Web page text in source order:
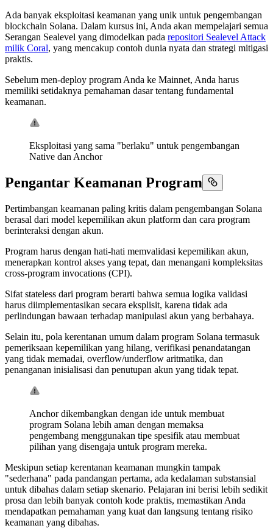
Ada banyak eksploitasi keamanan yang unik untuk pengembangan
blockchain Solana. Dalam kursus ini, Anda akan mempelajari semua
Serangan Sealevel yang dimodelkan pada repositori Sealevel Attack
milik Coral, yang mencakup contoh dunia nyata dan strategi mitigasi
praktis.
Sebelum men-deploy program Anda ke Mainnet, Anda harus
memiliki setidaknya pemahaman dasar tentang fundamental
keamanan.
Eksploitasi yang sama "berlaku" untuk pengembangan
Native dan Anchor
Pengantar Keamanan Program
Pertimbangan keamanan paling kritis dalam pengembangan Solana
berasal dari model kepemilikan akun platform dan cara program
berinteraksi dengan akun.
Program harus dengan hati-hati memvalidasi kepemilikan akun,
menerapkan kontrol akses yang tepat, dan menangani kompleksitas
cross-program invocations (CPI).
Sifat stateless dari program berarti bahwa semua logika validasi
harus diimplementasikan secara eksplisit, karena tidak ada
perlindungan bawaan terhadap manipulasi akun yang berbahaya.
Selain itu, pola kerentanan umum dalam program Solana termasuk
pemeriksaan kepemilikan yang hilang, verifikasi penandatangan
yang tidak memadai, overflow/underflow aritmatika, dan
penanganan inisialisasi dan penutupan akun yang tidak tepat.
Anchor dikembangkan dengan ide untuk membuat
program Solana lebih aman dengan memaksa
pengembang menggunakan tipe spesifik atau membuat
pilihan yang disengaja untuk program mereka.
Meskipun setiap kerentanan keamanan mungkin tampak
"sederhana" pada pandangan pertama, ada kedalaman substansial
untuk dibahas dalam setiap skenario. Pelajaran ini berisi lebih sedikit
prosa dan lebih banyak contoh kode praktis, memastikan Anda
mendapatkan pemahaman yang kuat dan langsung tentang risiko
keamanan yang dibahas.